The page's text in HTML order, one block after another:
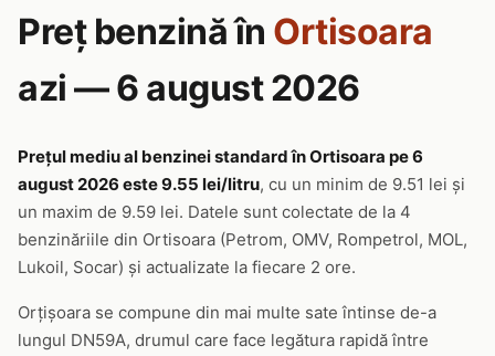
Preț benzină în Ortisoara
azi — 6 august 2026
Prețul mediu al benzinei standard în Ortisoara pe 6
august 2026 este 9.55 lei/litru, cu un minim de 9.51 lei și
un maxim de 9.59 lei. Datele sunt colectate de la 4
benzinăriile din Ortisoara (Petrom, OMV, Rompetrol, MOL,
Lukoil, Socar) și actualizate la fiecare 2 ore.
Orțișoara se compune din mai multe sate întinse de-a
lungul DN59A, drumul care face legătura rapidă între